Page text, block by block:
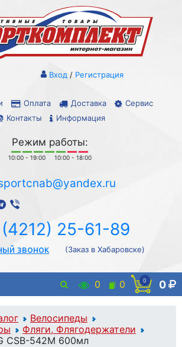
Оплата Доставка
Сервис
Контакты
Информация
Вход / Регистрация
Режим работы:
10:00 - 19:00 10:00 - 18:00
25-61-89
звонок (Заказ в Хабаровске)
0 0 0 0
Велосипеды
Фляги, Флягодержатели
CSB-542M 600мл